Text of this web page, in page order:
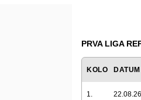
PRVA LIGA
KOLO DATUM
1.